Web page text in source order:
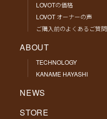
LOVOTの価格
LOVOT オーナーの声
ご購入前のよくあるご質問
ABOUT
TECHNOLOGY
KANAME HAYASHI
NEWS
STORE